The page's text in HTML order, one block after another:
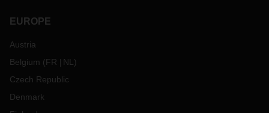
EUROPE
Austria
Belgium (FR NL )
Czech Republic
Denmark